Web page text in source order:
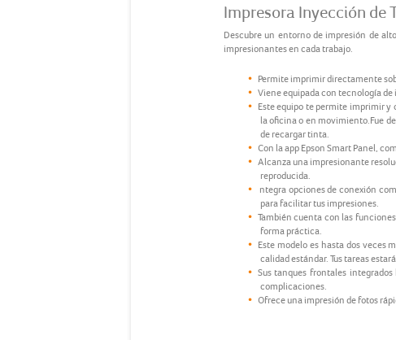
Impresora Inyección de
Descubre un entorno de impresión de
impresionantes en cada trabajo.
Permite imprimir directamente
Viene equipada con tecnología
Este equipo te permite imprimir y
la oficina o en movimiento.Fue
de recargar tinta.
Con la app Epson Smart Panel,
Alcanza una impresionante
reproducida.
ntegra opciones de conexión
para facilitar tus impresiones.
También cuenta con las
forma práctica.
Este modelo es hasta dos veces
calidad estándar. Tus tareas
Sus tanques frontales
complicaciones.
Ofrece una impresión de fotos